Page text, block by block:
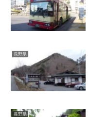
長野県
長野県